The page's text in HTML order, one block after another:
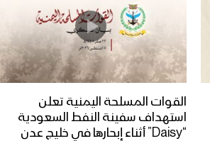
القوات المسلحة اليمنية تعلن
استهداف سفينة النفط السعودية
“Daisy” أثناء إبحارها في خليج عدن